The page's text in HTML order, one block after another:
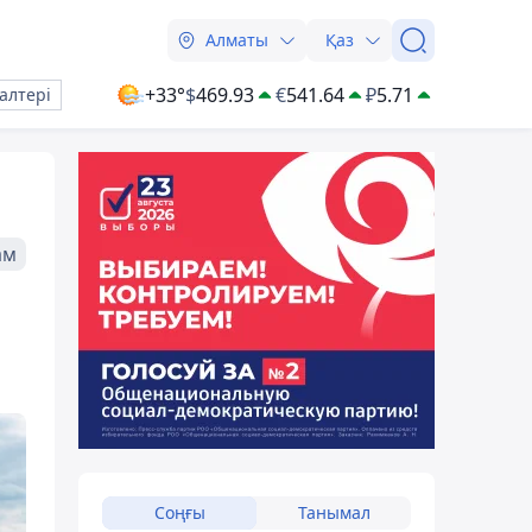
Алматы Қаз
+33°$469.93 €541.64 ₽5.71
Соңғы Танымал